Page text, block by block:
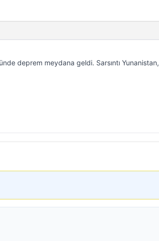
deprem meydana geldi. Sarsıntı Yunanistan,